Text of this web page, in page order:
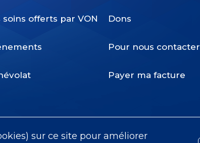
sur ce site pour améliorer
soins offerts par VON Dons
Pour nous contacter
Payer ma facture